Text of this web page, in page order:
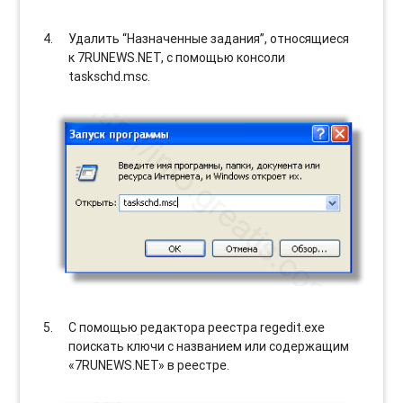
Удалить “Назначенные задания”, относящиеся
к 7RUNEWS.NET, с помощью консоли
taskschd.msc.
С помощью редактора реестра regedit.exe
поискать ключи с названием или содержащим
«7RUNEWS.NET» в реестре.